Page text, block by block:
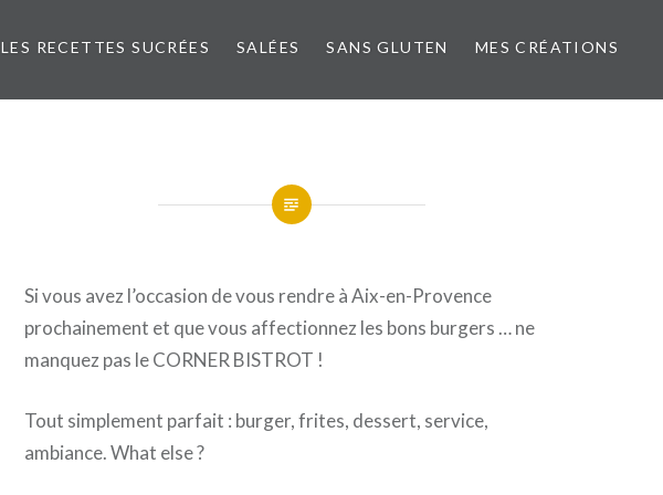
LES RECETTES SUCRÉES SALÉES SANS GLUTEN MES CRÉATIONS
Si vous avez l’occasion de vous rendre à Aix-en-Provence
prochainement et que vous affectionnez les bons burgers … ne
manquez pas le CORNER BISTROT !
Tout simplement parfait : burger, frites, dessert, service,
ambiance. What else ?